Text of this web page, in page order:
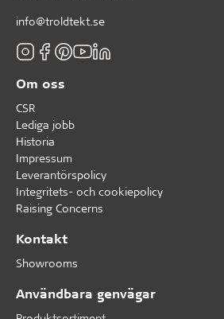
info@troldtekt.se
Om oss
CSR
Lediga jobb
Historia
Impressum
Leverantörspolicy
Integritets- och cookiepolicy
Raising Concerns
Kontakt
Showrooms
Användbara genvägar